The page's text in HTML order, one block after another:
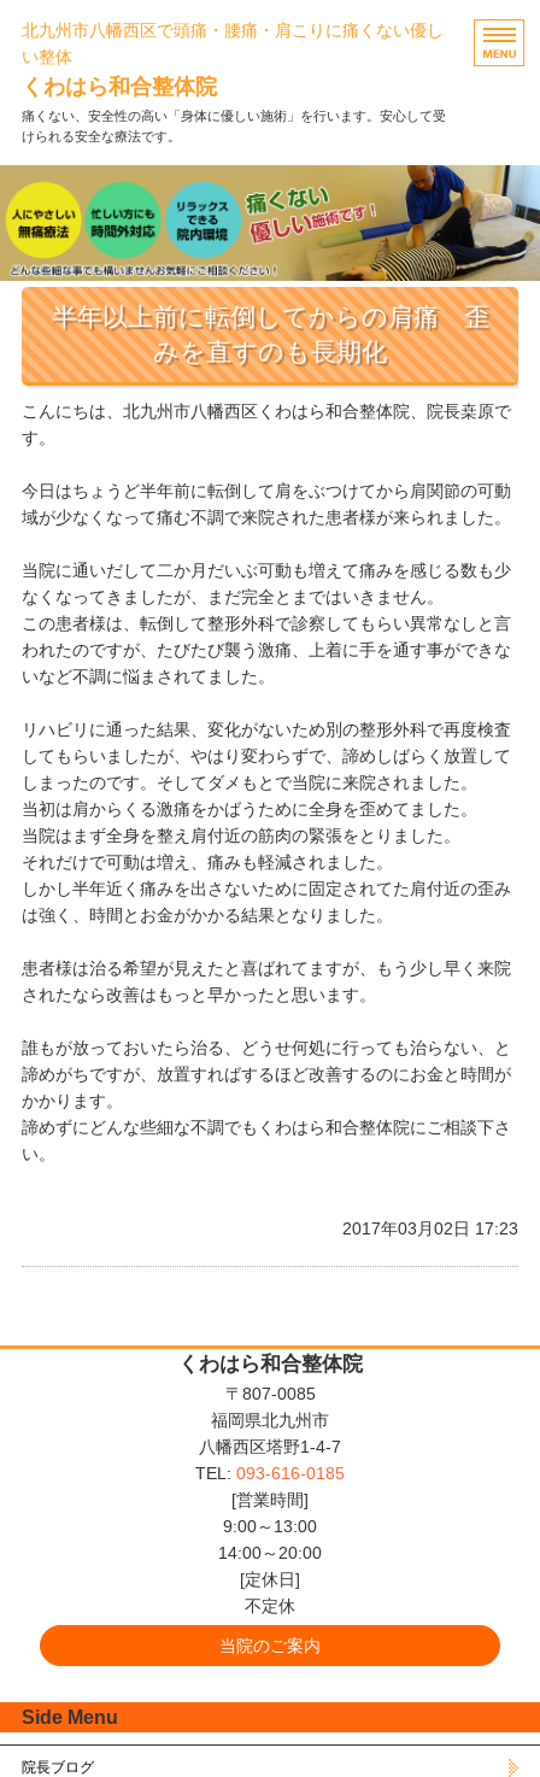
北九州市八幡西区で頭痛・腰痛・肩こりに痛くない優し
い整体
くわはら和合整体院
痛くない、安全性の高い「身体に優しい施術」を行います。安心して受
けられる安全な療法です。
ホーム
施術メニュー・料金
FAQ・お客様の声
当院について
お問い合わせ
半年以上前に転倒してからの肩痛 歪
みを直すのも長期化
こんにちは、北九州市八幡西区くわはら和合整体院、院長桒原で
す。
今日はちょうど半年前に転倒して肩をぶつけてから肩関節の可動
域が少なくなって痛む不調で来院された患者様が来られました。
当院に通いだして二か月だいぶ可動も増えて痛みを感じる数も少
なくなってきましたが、まだ完全とまではいきません。
この患者様は、転倒して整形外科で診察してもらい異常なしと言
われたのですが、たびたび襲う激痛、上着に手を通す事ができな
いなど不調に悩まされてました。
リハビリに通った結果、変化がないため別の整形外科で再度検査
してもらいましたが、やはり変わらずで、諦めしばらく放置して
しまったのです。そしてダメもとで当院に来院されました。
当初は肩からくる激痛をかばうために全身を歪めてました。
当院はまず全身を整え肩付近の筋肉の緊張をとりました。
それだけで可動は増え、痛みも軽減されました。
しかし半年近く痛みを出さないために固定されてた肩付近の歪み
は強く、時間とお金がかかる結果となりました。
患者様は治る希望が見えたと喜ばれてますが、もう少し早く来院
されたなら改善はもっと早かったと思います。
誰もが放っておいたら治る、どうせ何処に行っても治らない、と
諦めがちですが、放置すればするほど改善するのにお金と時間が
かかります。
諦めずにどんな些細な不調でもくわはら和合整体院にご相談下さ
い。
2017年03月02日 17:23
くわはら和合整体院
〒807-0085
福岡県北九州市
八幡西区塔野1-4-7
TEL: 093-616-0185
[営業時間]
9:00～13:00
14:00～20:00
[定休日]
不定休
当院のご案内
Side Menu
院長ブログ